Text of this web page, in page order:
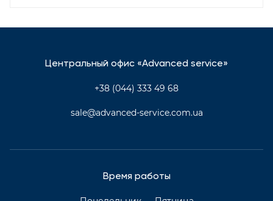
Центральный офис «Advanced service»
+38 (044) 333 49 68
sale@advanced-service.com.ua
Время работы